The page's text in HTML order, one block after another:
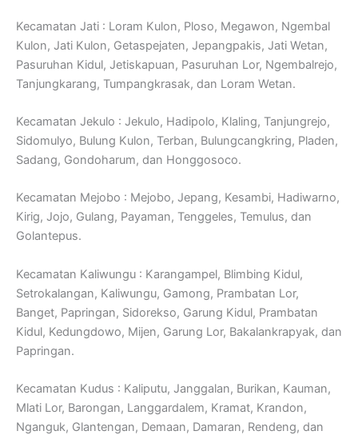
Kecamatan Jati : Loram Kulon, Ploso, Megawon, Ngembal
Kulon, Jati Kulon, Getaspejaten, Jepangpakis, Jati Wetan,
Pasuruhan Kidul, Jetiskapuan, Pasuruhan Lor, Ngembalrejo,
Tanjungkarang, Tumpangkrasak, dan Loram Wetan.
Kecamatan Jekulo : Jekulo, Hadipolo, Klaling, Tanjungrejo,
Sidomulyo, Bulung Kulon, Terban, Bulungcangkring, Pladen,
Sadang, Gondoharum, dan Honggosoco.
Kecamatan Mejobo : Mejobo, Jepang, Kesambi, Hadiwarno,
Kirig, Jojo, Gulang, Payaman, Tenggeles, Temulus, dan
Golantepus.
Kecamatan Kaliwungu : Karangampel, Blimbing Kidul,
Setrokalangan, Kaliwungu, Gamong, Prambatan Lor,
Banget, Papringan, Sidorekso, Garung Kidul, Prambatan
Kidul, Kedungdowo, Mijen, Garung Lor, Bakalankrapyak, dan
Papringan.
Kecamatan Kudus : Kaliputu, Janggalan, Burikan, Kauman,
Mlati Lor, Barongan, Langgardalem, Kramat, Krandon,
Nganguk, Glantengan, Demaan, Damaran, Rendeng, dan